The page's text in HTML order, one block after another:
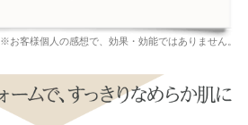
※お客様個人の感想で、効果・効能ではありません。